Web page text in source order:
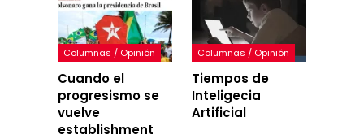
Columnas / Opinión
Cuando el
progresismo se
vuelve
establishment
Columnas / Opinión
Tiempos de
Inteligecia
Artificial